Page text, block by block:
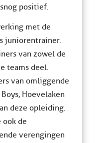
positief.
met de
juniorentrainer.
van zowel de
teams deel.
van omliggende
Hoevelaken
deze opleiding.
ook de
verengingen